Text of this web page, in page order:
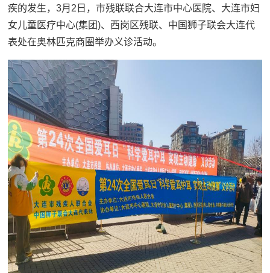
疾的发生，3月2日，市残联联合大连市中心医院、大连市妇
女儿童医疗中心(集团)、西岗区残联、中国狮子联会大连代
表处在奥林匹克商圈举办义诊活动。